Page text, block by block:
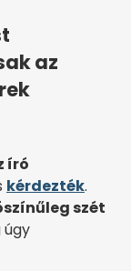
az
író
kérdezték.
szét
úgy